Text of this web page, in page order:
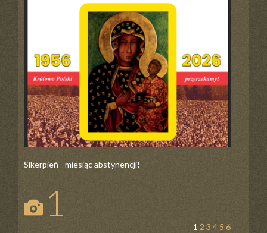
Sikerpień - miesiąc abstynencji!
1
1 2 3 4 5 6